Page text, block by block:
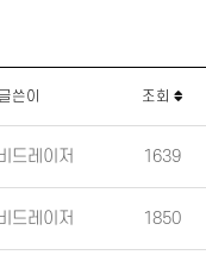
쓴이 조회
드레이저 1639
드레이저 1850